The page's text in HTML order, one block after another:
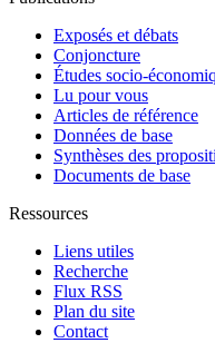
Exposés et débats
Conjoncture
Études socio-
Lu pour vous
Articles de référence
Données de base
Synthèses des
Documents de base
Ressources
Liens utiles
Recherche
Flux RSS
Plan du site
Contact